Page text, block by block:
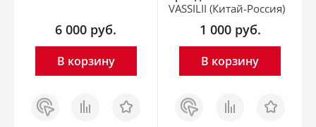
6 000 руб.
В корзину
Заказ
в 1
клик
Сравнить Отложить
VASSILII (Китай-Россия)
1 000 руб.
В корзину
Заказ
в 1
клик
Сравнить Отложить